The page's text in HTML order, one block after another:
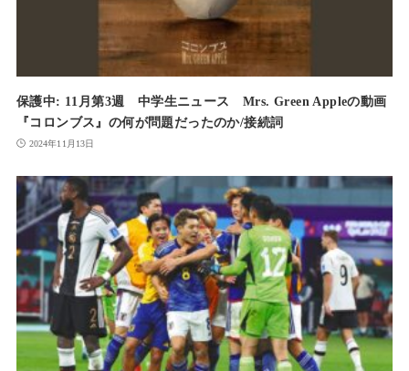
保護中: 11月第3週 中学生ニュース Mrs. Green Appleの動画
『コロンブス』の何が問題だったのか/接続詞
2024年11月13日